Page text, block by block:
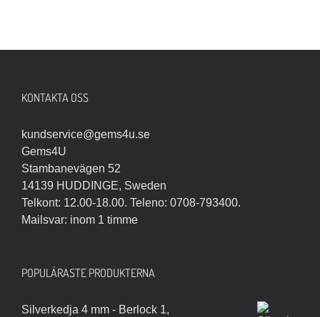
KONTAKTA OSS
kundservice@gems4u.se
Gems4U
Stambanevägen 52
14139 HUDDINGE, Sweden
Telkont: 12.00-18.00. Teleno: 0708-793400.
Mailsvar: inom 1 timme
POPULÄRASTE PRODUKTERNA
Silverkedja 4 mm - Berlock 1,